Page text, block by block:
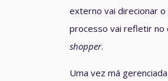
externo vai direcionar
processo vai refletir no
shopper.
Uma vez má